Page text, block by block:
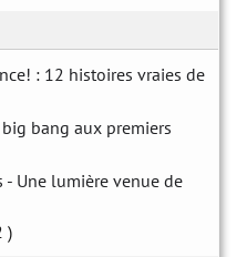
: 12 histoires vraies de
bang aux premiers
- Une lumière venue de
)